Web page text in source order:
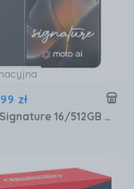
99 zł
Motorola Signature 16/512GB Czarny